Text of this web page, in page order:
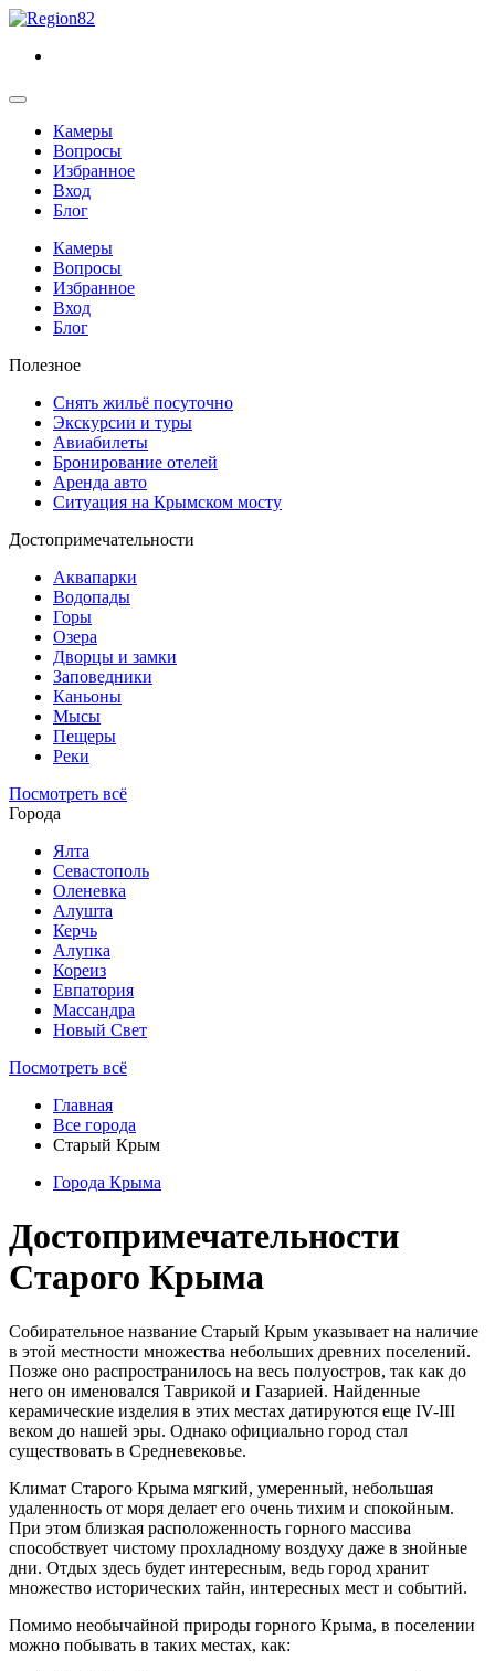
Камеры
Вопросы
Избранное
Вход
Блог
Камеры
Вопросы
Избранное
Вход
Блог
Полезное
Снять жильё посуточно
Экскурсии и туры
Авиабилеты
Бронирование отелей
Аренда авто
Ситуация на Крымском мосту
Достопримечательности
Аквапарки
Водопады
Горы
Озера
Дворцы и замки
Заповедники
Каньоны
Мысы
Пещеры
Реки
Посмотреть всё
Города
Ялта
Севастополь
Оленевка
Алушта
Керчь
Алупка
Кореиз
Евпатория
Массандра
Новый Свет
Посмотреть всё
Главная
Все города
Старый Крым
Города Крыма
Достопримечательности
Старого Крыма
Собирательное название Старый Крым указывает на наличие
в этой местности множества небольших древних поселений.
Позже оно распространилось на весь полуостров, так как до
него он именовался Таврикой и Газарией. Найденные
керамические изделия в этих местах датируются еще IV-III
веком до нашей эры. Однако официально город стал
существовать в Средневековье.
Климат Старого Крыма мягкий, умеренный, небольшая
удаленность от моря делает его очень тихим и спокойным.
При этом близкая расположенность горного массива
способствует чистому прохладному воздуху даже в знойные
дни. Отдых здесь будет интересным, ведь город хранит
множество исторических тайн, интересных мест и событий.
Помимо необычайной природы горного Крыма, в поселении
можно побывать в таких местах, как: